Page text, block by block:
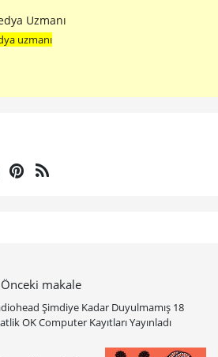
Uzmanı
uzmanı
Önceki makale
Şimdiye Kadar Duyulmamış 18
OK Computer Kayıtları Yayınladı